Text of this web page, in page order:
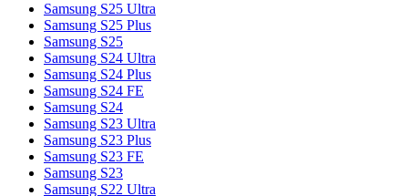
Samsung S25 Ultra
Samsung S25 Plus
Samsung S25
Samsung S24 Ultra
Samsung S24 Plus
Samsung S24 FE
Samsung S24
Samsung S23 Ultra
Samsung S23 Plus
Samsung S23 FE
Samsung S23
Samsung S22 Ultra